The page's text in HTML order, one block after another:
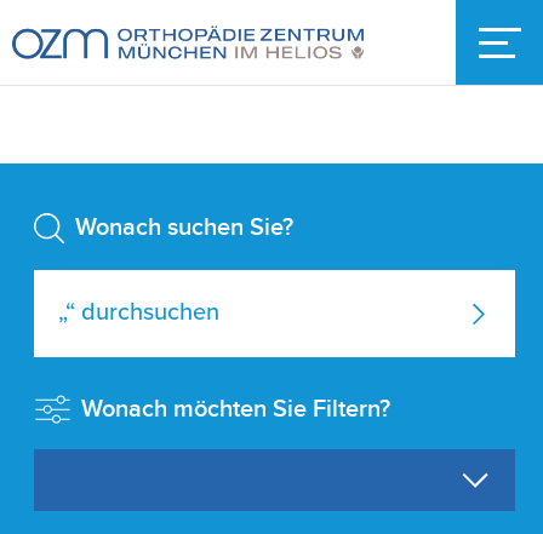
Wonach suchen Sie?
Wonach möchten Sie Filtern?